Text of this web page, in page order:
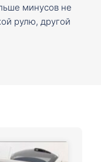
минусов не
рулю, другой